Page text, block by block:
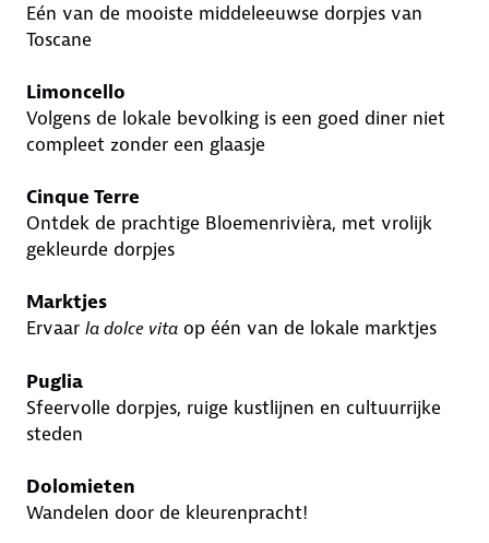
Eén van de mooiste middeleeuwse dorpjes van
Toscane
Limoncello
Volgens de lokale bevolking is een goed diner niet
compleet zonder een glaasje
Cinque Terre
Ontdek de prachtige Bloemenrivièra, met vrolijk
gekleurde dorpjes
Marktjes
Ervaar la dolce vita op één van de lokale marktjes
Puglia
Sfeervolle dorpjes, ruige kustlijnen en cultuurrijke
steden
Dolomieten
Wandelen door de kleurenpracht!